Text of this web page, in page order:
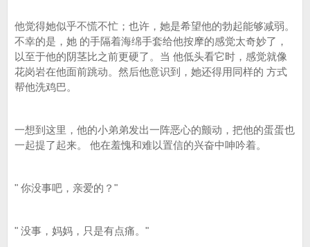
他觉得她似乎不慌不忙；也许，她是希望他的勃起能够减弱。
不幸的是，她 的手隔着海绵手套给他按摩的感觉太奇妙了，
以至于他的阴茎比之前更硬了。当 他低头看它时，感觉就像
花岗岩在他面前跳动。然后他意识到，她还得用同样的 方式
帮他洗鸡巴。
一想到这里，他的小弟弟发出一阵恶心的颤动，把他的蛋蛋也
一起提了起来。 他在羞愧和难以置信的兴奋中呻吟着。
" 你没事吧，亲爱的？"
" 没事，妈妈，只是有点痛。"